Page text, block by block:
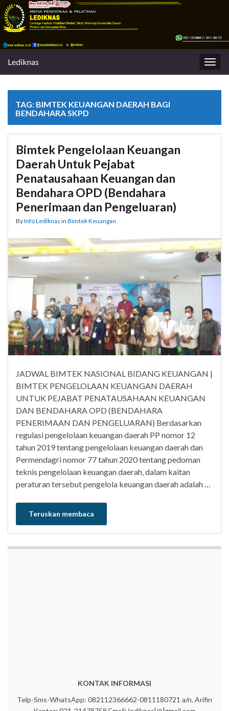
Lediknas
TAG: BIMTEK KEUANGAN DAERAH BAGI
BENDAHARA SKPD
Bimtek Pengelolaan Keuangan
Daerah Untuk Pejabat
Penatausahaan Keuangan dan
Bendahara OPD (Bendahara
Penerimaan dan Pengeluaran)
ByInfo Lediknas in Bimtek Keuangan
JADWAL BIMTEK NASIONAL BIDANG KEUANGAN |
BIMTEK PENGELOLAAN KEUANGAN DAERAH
UNTUK PEJABAT PENATAUSAHAAN KEUANGAN
DAN BENDAHARA OPD (BENDAHARA
PENERIMAAN DAN PENGELUARAN) Berdasarkan
regulasi pengelolaan keuangan daerah PP nomor 12
tahun 2019 tentang pengelolaan keuangan daerah dan
Permendagri nomor 77 tahun 2020 tentang pedoman
teknis pengelolaan keuangan daerah, dalam kaitan
peraturan tersebut pengelola keuangan daerah adalah …
Teruskan membaca
KONTAK INFORMASI
Telp-Sms-WhatsApp: 082112366662-0811180721 a/n. Arifin